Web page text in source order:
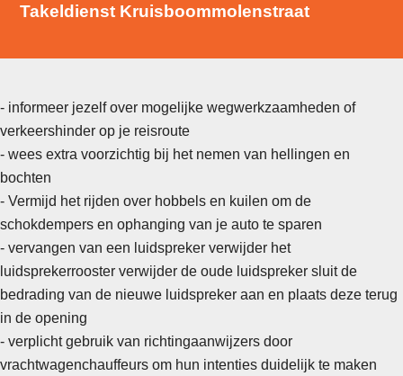
Takeldienst Kruisboommolenstraat
- informeer jezelf over mogelijke wegwerkzaamheden of
verkeershinder op je reisroute
- wees extra voorzichtig bij het nemen van hellingen en
bochten
- Vermijd het rijden over hobbels en kuilen om de
schokdempers en ophanging van je auto te sparen
- vervangen van een luidspreker verwijder het
luidsprekerrooster verwijder de oude luidspreker sluit de
bedrading van de nieuwe luidspreker aan en plaats deze terug
in de opening
- verplicht gebruik van richtingaanwijzers door
vrachtwagenchauffeurs om hun intenties duidelijk te maken